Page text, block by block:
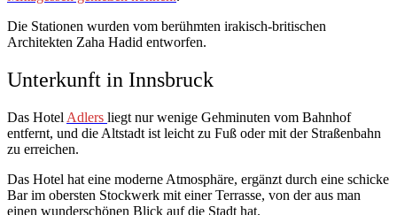
Die Stationen wurden vom berühmten irakisch-britischen
Architekten Zaha Hadid entworfen.
Unterkunft in Innsbruck
Das Hotel Adlers liegt nur wenige Gehminuten vom Bahnhof
entfernt, und die Altstadt ist leicht zu Fuß oder mit der Straßenbahn
zu erreichen.
Das Hotel hat eine moderne Atmosphäre, ergänzt durch eine schicke
Bar im obersten Stockwerk mit einer Terrasse, von der aus man
einen wunderschönen Blick auf die Stadt hat.